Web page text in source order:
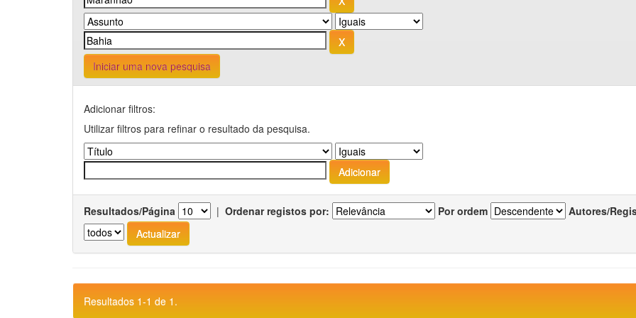
Iniciar uma nova pesquisa
Adicionar filtros:
Utilizar filtros para refinar o resultado da pesquisa.
Resultados/Página | Ordenar registos por: Por ordem Autores/
Resultados 1-1 de 1.